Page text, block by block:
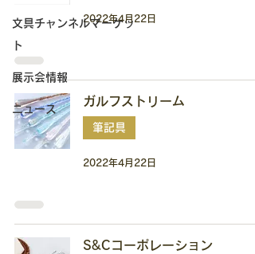
文具チャンネルマーケッ
ト
展示会情報
ニュース
2022年4月22日
ガルフストリーム
筆記具
2022年4月22日
S&Cコーポレーション